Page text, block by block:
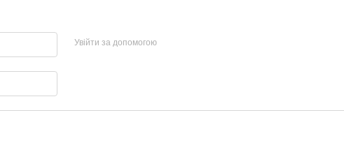
Увійти за допомогою